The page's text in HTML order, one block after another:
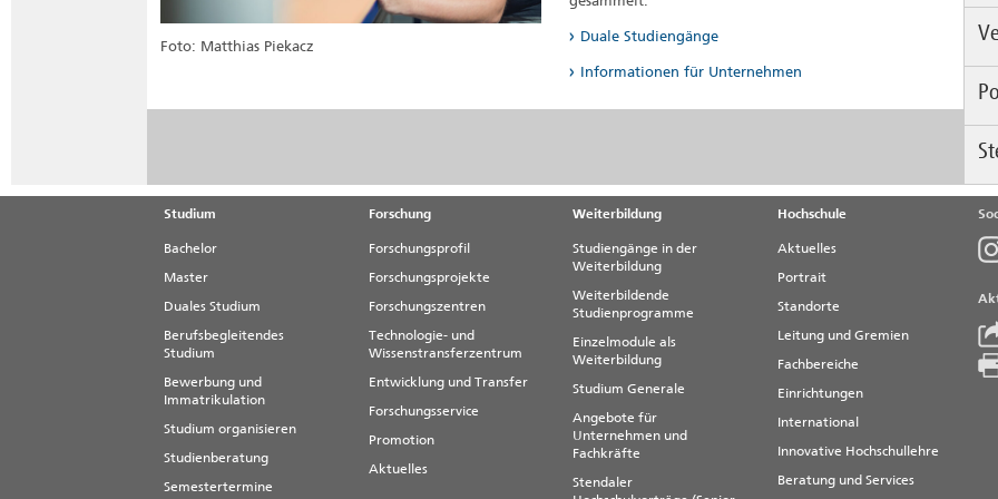
Foto: Matthias Piekacz
Duale Studiengänge
Informationen für Unternehmen
Studium
Bachelor
Master
Duales Studium
Berufsbegleitendes
Studium
Bewerbung und
Immatrikulation
Studium organisieren
Studienberatung
Semestertermine
Forschung
Forschungsprofil
Forschungsprojekte
Forschungszentren
Technologie- und
Wissenstransferzentrum
Entwicklung und Transfer
Forschungsservice
Promotion
Aktuelles
Weiterbildung
Studiengänge in der
Weiterbildung
Weiterbildende
Studienprogramme
Einzelmodule als
Weiterbildung
Studium Generale
Angebote für
Unternehmen und
Fachkräfte
Stendaler
Hochschule
Aktuelles
Portrait
Standorte
Leitung und Gremien
Fachbereiche
Einrichtungen
International
Innovative Hochschullehre
Beratung und Services